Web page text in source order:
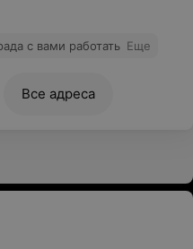
с вами работать Еще
Все адреса